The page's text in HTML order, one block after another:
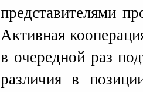
представителями
Активная
в очередной раз
различия в